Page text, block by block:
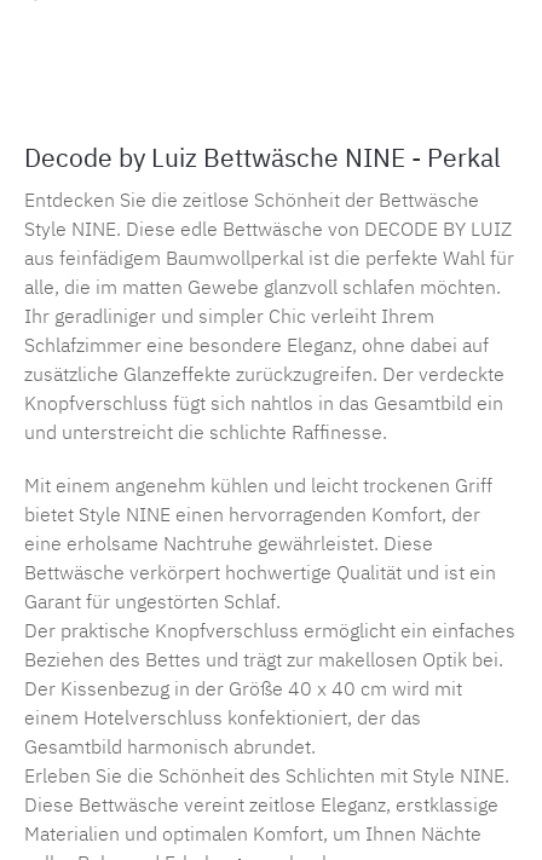
Decode by Luiz Bettwäsche NINE - Perkal
Entdecken Sie die zeitlose Schönheit der Bettwäsche
Style NINE. Diese edle Bettwäsche von DECODE BY LUIZ
aus feinfädigem Baumwollperkal ist die perfekte Wahl für
alle, die im matten Gewebe glanzvoll schlafen möchten.
Ihr geradliniger und simpler Chic verleiht Ihrem
Schlafzimmer eine besondere Eleganz, ohne dabei auf
zusätzliche Glanzeffekte zurückzugreifen. Der verdeckte
Knopfverschluss fügt sich nahtlos in das Gesamtbild ein
und unterstreicht die schlichte Raffinesse.
Mit einem angenehm kühlen und leicht trockenen Griff
bietet Style NINE einen hervorragenden Komfort, der
eine erholsame Nachtruhe gewährleistet. Diese
Bettwäsche verkörpert hochwertige Qualität und ist ein
Garant für ungestörten Schlaf.
Der praktische Knopfverschluss ermöglicht ein einfaches
Beziehen des Bettes und trägt zur makellosen Optik bei.
Der Kissenbezug in der Größe 40 x 40 cm wird mit
einem Hotelverschluss konfektioniert, der das
Gesamtbild harmonisch abrundet.
Erleben Sie die Schönheit des Schlichten mit Style NINE.
Diese Bettwäsche vereint zeitlose Eleganz, erstklassige
Materialien und optimalen Komfort, um Ihnen Nächte